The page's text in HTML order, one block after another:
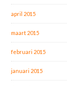
april 2015
maart 2015
februari 2015
januari 2015